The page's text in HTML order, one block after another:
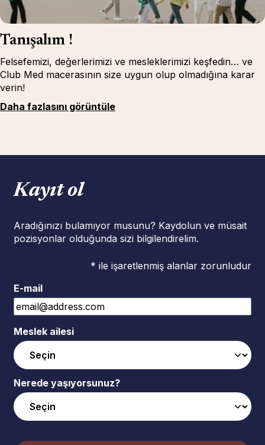
Tanışalım !
Felsefemizi, değerlerimizi ve mesleklerimizi keşfedin… ve
Club Med macerasının size uygun olup olmadığına karar
verin!
Daha fazlasını görüntüle
Kayıt ol
Aradığınızı bulamıyor musunu? Kaydolun ve müsait
pozisyonlar olduğunda sizi bilgilendirelim.
* ile işaretlenmiş alanlar zorunludur
E-mail
Meslek ailesi
Nerede yaşıyorsunuz?